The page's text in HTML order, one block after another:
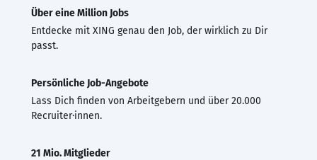
Über eine Million Jobs
Entdecke mit XING genau den Job, der wirklich zu Dir
passt.
Persönliche Job-Angebote
Lass Dich finden von Arbeitgebern und über 20.000
Recruiter·innen.
21 Mio. Mitglieder